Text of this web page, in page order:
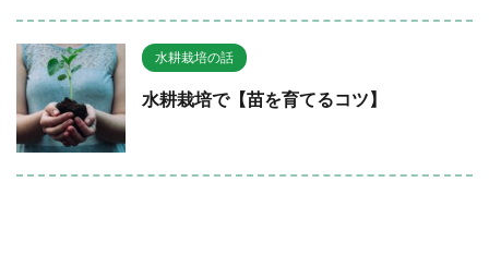
水耕栽培の話
水耕栽培で【苗を育てるコツ】